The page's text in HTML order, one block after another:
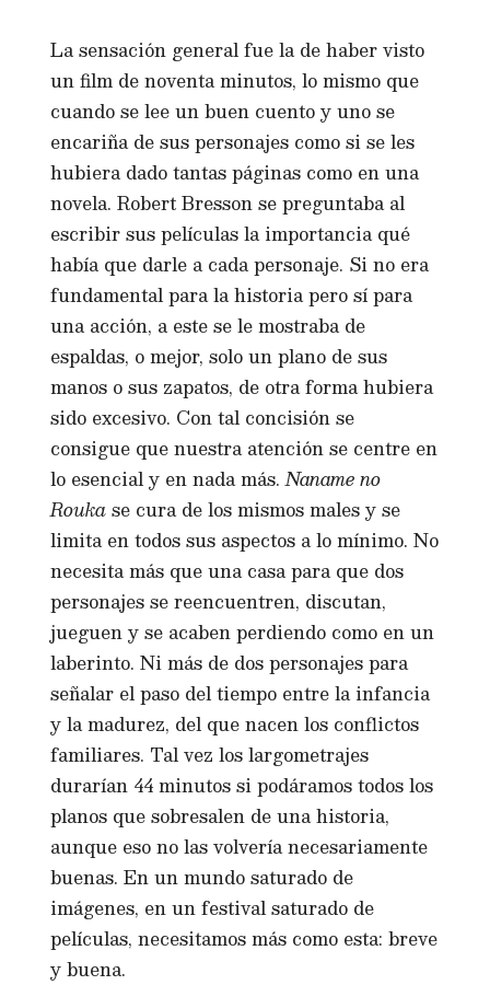
La sensación general fue la de haber visto
un film de noventa minutos, lo mismo que
cuando se lee un buen cuento y uno se
encariña de sus personajes como si se les
hubiera dado tantas páginas como en una
novela. Robert Bresson se preguntaba al
escribir sus películas la importancia qué
había que darle a cada personaje. Si no era
fundamental para la historia pero sí para
una acción, a este se le mostraba de
espaldas, o mejor, solo un plano de sus
manos o sus zapatos, de otra forma hubiera
sido excesivo. Con tal concisión se
consigue que nuestra atención se centre en
lo esencial y en nada más.Naname no
Roukase cura de los mismos males y se
limita en todos sus aspectos a lo mínimo. No
necesita más que una casa para que dos
personajes se reencuentren, discutan,
jueguen y se acaben perdiendo como en un
laberinto. Ni más de dos personajes para
señalar el paso del tiempo entre la infancia
y la madurez, del que nacen los conflictos
familiares. Tal vez los largometrajes
durarían 44 minutos si podáramos todos los
planos que sobresalen de una historia,
aunque eso no las volvería necesariamente
buenas. En un mundo saturado de
imágenes, en un festival saturado de
películas, necesitamos más como esta: breve
y buena.